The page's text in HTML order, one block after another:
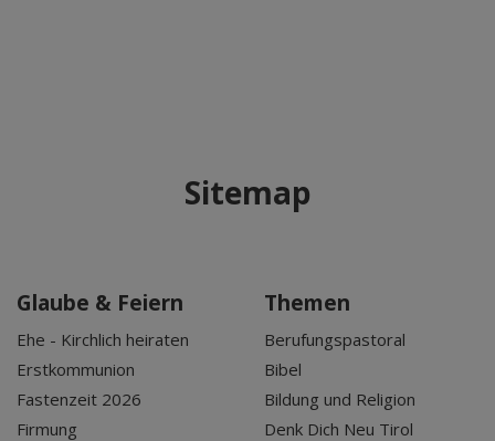
Sitemap
Glaube & Feiern
Ehe - Kirchlich heiraten
Erstkommunion
Fastenzeit 2026
Firmung
Themen
Berufungspastoral
Bibel
Bildung und Religion
Denk Dich Neu Tirol